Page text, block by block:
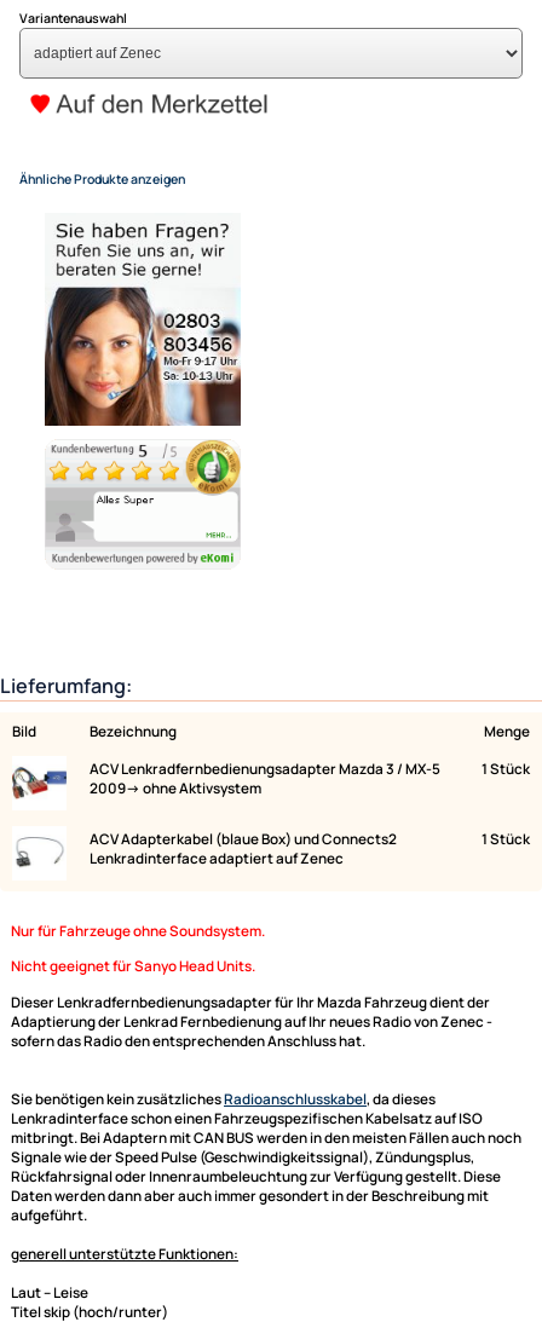
Bild Bezeichnung
ACV Lenkradfernbedienungsadapter Mazda 3 / MX-5
2009-> ohne Aktivsystem
Lenkradinterface adaptiert auf Zenec
Nur für Fahrzeuge ohne Soundsystem.
Nicht geeignet für Sanyo Head Units.
Dieser Lenkradfernbedienungsadapter für Ihr Mazda Fahrzeug dient
Adaptierung der Lenkrad Fernbedienung auf Ihr neues Radio von Zenec
sofern das Radio den entsprechenden Anschluss hat.
(Deutsche Inseln 14,90 EUR Aufschlag / pro Paket)
In den Warenkorb
- +
Bezahlmöglichkeiten
Noch 1 direkt ab Lager lieferbar
Lieferzeit 1 - 3 Tage
Variantenauswahl
Ähnliche Produkte anzeigen